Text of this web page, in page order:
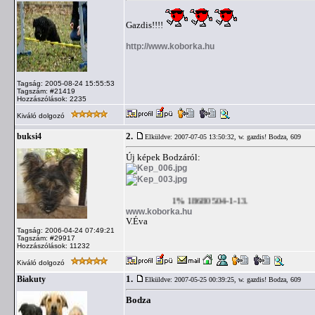
Tagság: 2005-08-24 15:55:53
Tagszám: #21419
Hozzászólások: 2235
Gazdis!!!!
http://www.koborka.hu
Kiváló dolgozó
buksi4
Tagság: 2006-04-24 07:49:21
Tagszám: #29917
Hozzászólások: 11232
2. Elküldve: 2007-07-05 13:50:32, w. gazdis! Bodza, 609
Új képek Bodzáról:
1% 18680504-1-13.
www.koborka.hu
V.Éva
Kiváló dolgozó
Biakuty 1. Elküldve: 2007-05-25 00:39:25, w. gazdis! Bodza, 609
Bodza